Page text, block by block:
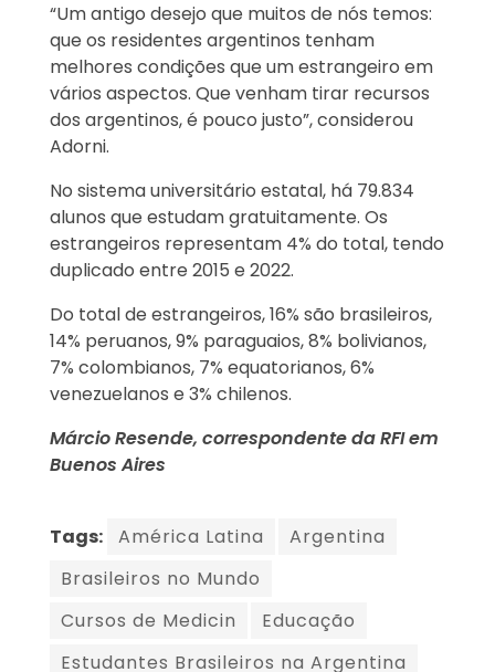
“Um antigo desejo que muitos de nós temos:
que os residentes argentinos tenham
melhores condições que um estrangeiro em
vários aspectos. Que venham tirar recursos
dos argentinos, é pouco justo”, considerou
Adorni.
No sistema universitário estatal, há 79.834
alunos que estudam gratuitamente. Os
estrangeiros representam 4% do total, tendo
duplicado entre 2015 e 2022.
Do total de estrangeiros, 16% são brasileiros,
14% peruanos, 9% paraguaios, 8% bolivianos,
7% colombianos, 7% equatorianos, 6%
venezuelanos e 3% chilenos.
Márcio Resende, correspondente da RFI em
Buenos Aires
Tags: América Latina
Argentina
Brasileiros no Mundo
Cursos de Medicin
Educação
Estudantes Brasileiros na Argentina